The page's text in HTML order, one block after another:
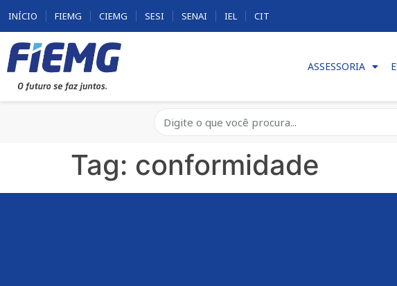
INÍCIO FIEMG CIEMG SESI SENAI IEL CIT
ASSESSORIA
Tag: conformidade